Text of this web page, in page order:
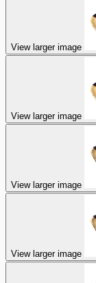
View larger image
View larger image
View larger image
View larger image